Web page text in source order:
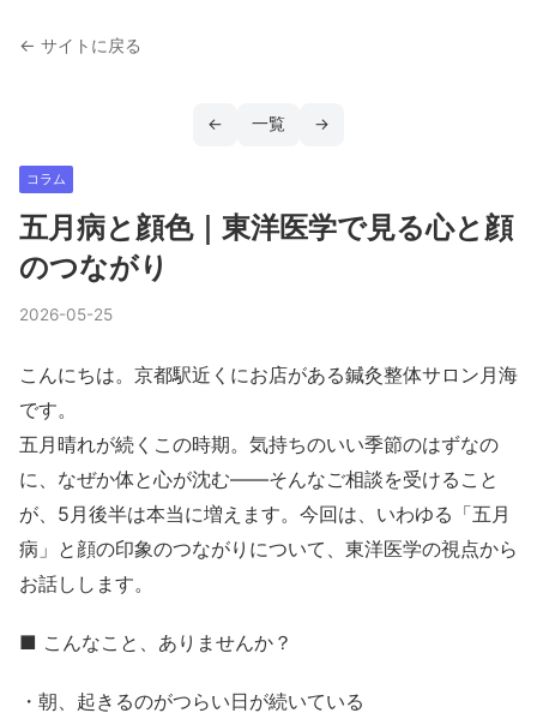
← サイトに戻る
← 一覧 →
コラム
五月病と顔色｜東洋医学で見る心と顔
のつながり
2026-05-25
こんにちは。京都駅近くにお店がある鍼灸整体サロン月海
です。
五月晴れが続くこの時期。気持ちのいい季節のはずなの
に、なぜか体と心が沈む——そんなご相談を受けること
が、5月後半は本当に増えます。今回は、いわゆる「五月
病」と顔の印象のつながりについて、東洋医学の視点から
お話しします。
■ こんなこと、ありませんか？
・朝、起きるのがつらい日が続いている